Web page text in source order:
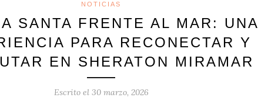
NOTICIAS
SANTA FRENTE AL MAR: UNA
PARA RECONECTAR Y
EN SHERATON MIRAMAR
Escrito el 30 marzo, 2026